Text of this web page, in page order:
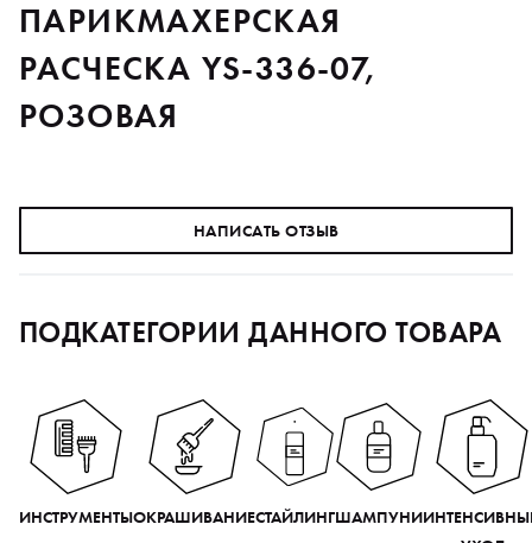
ПАРИКМАХЕРСКАЯ
РАСЧЕСКА YS-336-07,
РОЗОВАЯ
НАПИСАТЬ ОТЗЫВ
ПОДКАТЕГОРИИ ДАННОГО ТОВАРА
ИНСТРУМЕНТЫОКРАШИВАНИЕСТАЙЛИНГШАМПУНИ